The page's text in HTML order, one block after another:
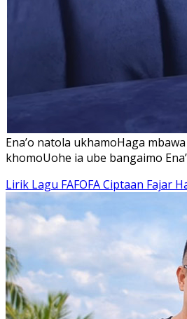
Ena’o natola ukhamoHaga mbawa
khomoUohe ia ube bangaimo
Lirik Lagu FAFOFA Ciptaan Fajar